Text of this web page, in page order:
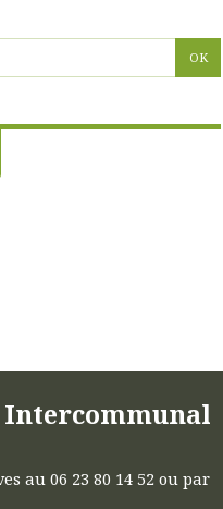
Intercommunal
au 06 23 80 14 52 ou par